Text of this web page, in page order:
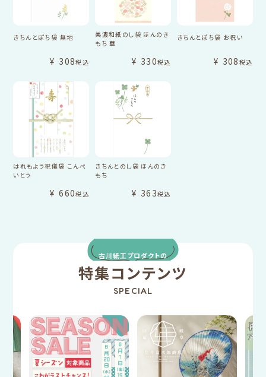
きちんとぽち袋 無地
¥ 308税込
美濃和紙のし袋 ほんのき
もち 華
¥ 330税込
きちんとぽち袋 お祝い
¥ 308 税込
はれもよう祝儀袋 こんぺ
いとう
¥ 660税込
きちんとのし袋 ほんのき
もち
¥ 363税込
古川紙工プロダクトの
特集コンテンツ
SPECIAL